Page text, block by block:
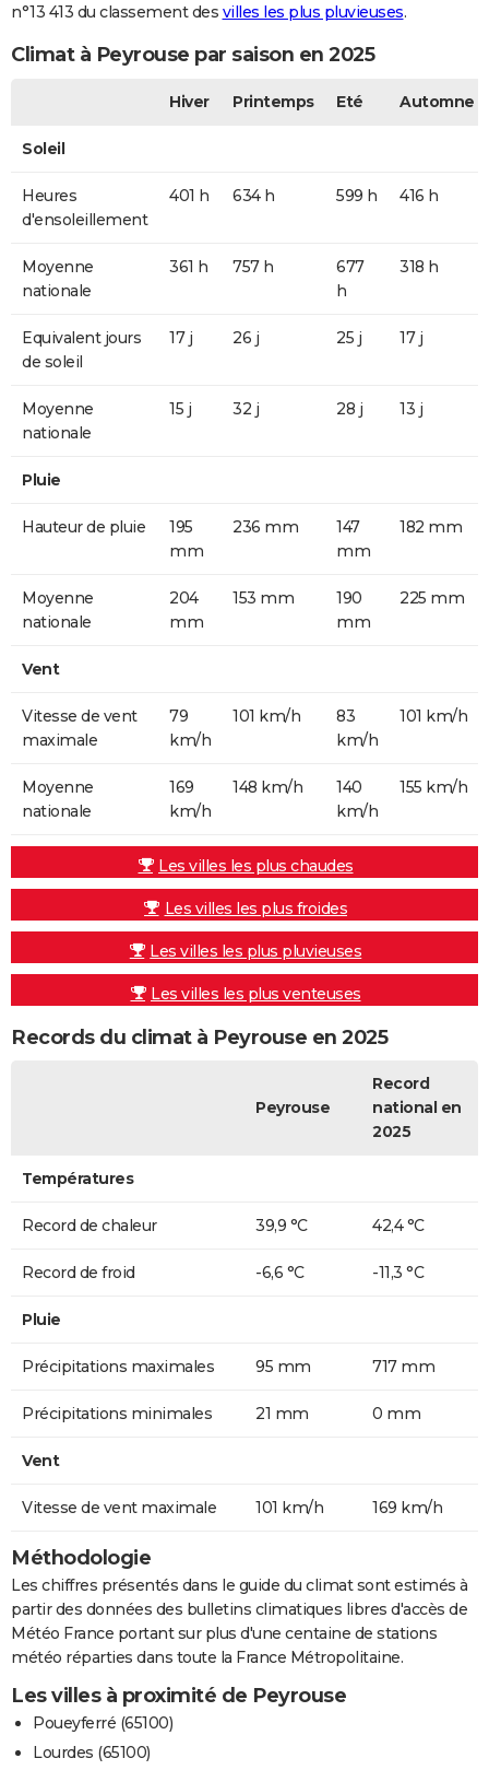
n°13 413 du classement des villes les plus pluvieuses.
Climat à Peyrouse par saison en 2025
Hiver Printemps Eté Automne
Soleil
Heures
d'ensoleillement
401 h 634 h 599 h 416 h
Moyenne
nationale
361 h 757 h
677
h
318 h
Equivalent jours
de soleil
17 j 26 j 25 j 17 j
Moyenne
nationale
15 j 32 j 28 j 13 j
Pluie
Hauteur de pluie
195
mm
236 mm
147
mm
182 mm
Moyenne
nationale
204
mm
153 mm
190
mm
225 mm
Vent
Vitesse de vent
maximale
79
km/h
101 km/h
83
km/h
101 km/h
Moyenne
nationale
169
km/h
148 km/h
140
km/h
155 km/h
Les villes les plus chaudes
Les villes les plus froides
Les villes les plus pluvieuses
Les villes les plus venteuses
Records du climat à Peyrouse en 2025
Peyrouse
Record
national en
2025
Températures
Record de chaleur 39,9 °C 42,4 °C
Record de froid -6,6 °C -11,3 °C
Pluie
Précipitations maximales 95 mm 717 mm
Précipitations minimales 21 mm 0 mm
Vent
Vitesse de vent maximale 101 km/h 169 km/h
Méthodologie
Les chiffres présentés dans le guide du climat sont estimés à
partir des données des bulletins climatiques libres d'accès de
Météo France portant sur plus d'une centaine de stations
météo réparties dans toute la France Métropolitaine.
Les villes à proximité de Peyrouse
Poueyferré (65100)
Lourdes (65100)